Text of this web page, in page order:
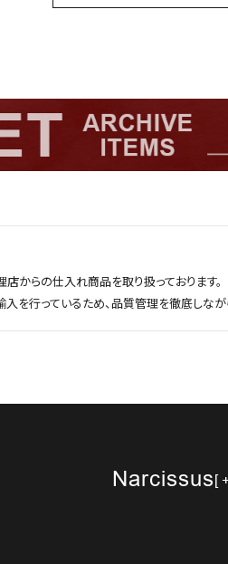
からの仕入れ商品を取り扱っております。
を行っているため、品質管理を徹底しなが
Narcissus